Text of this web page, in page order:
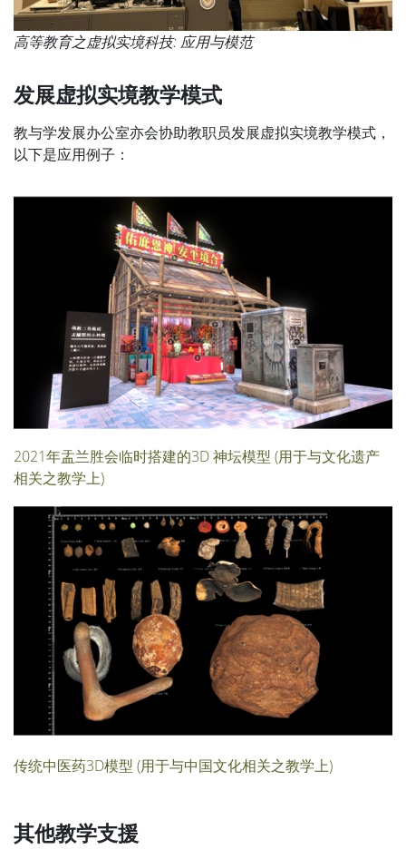
高等教育之虚拟实境科技: 应用与模范
发展虚拟实境教学模式
教与学发展办公室亦会协助教职员发展虚拟实境教学模式，
以下是应用例子：
2021年盂兰胜会临时搭建的3D 神坛模型 (用于与文化遗产
相关之教学上)
传统中医药3D模型 (用于与中国文化相关之教学上)
其他教学支援